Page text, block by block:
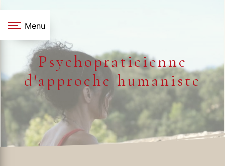
Menu
Psychopraticienne
d'approche humaniste